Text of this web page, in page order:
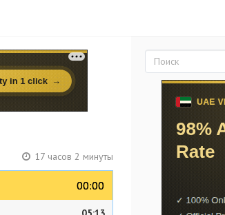
17 часов 2 минуты
00:00
00:00